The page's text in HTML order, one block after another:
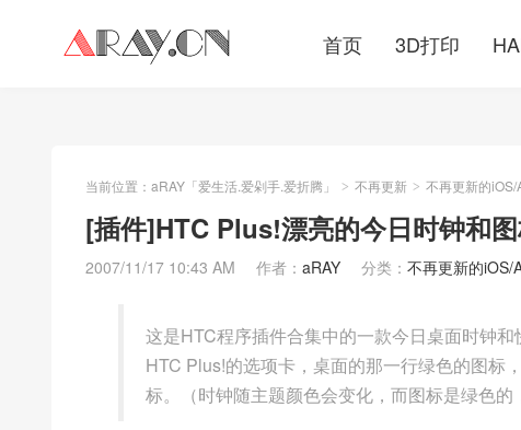
首页 3D打印
当前位置： aRAY「爱生活.爱剁手.爱折腾」 > 不再更新 > 不再更新的
[插件]HTC Plus!漂亮的今日时钟和
2007/11/17 10:43 AM 作者： aRAY 分类： 不再更新的iOS/
这是HTC程序插件合集中的一款今日桌面时钟
HTC Plus!的选项卡，桌面的那一行绿色的图标
标。（时钟随主题颜色会变化，而图标是绿色的